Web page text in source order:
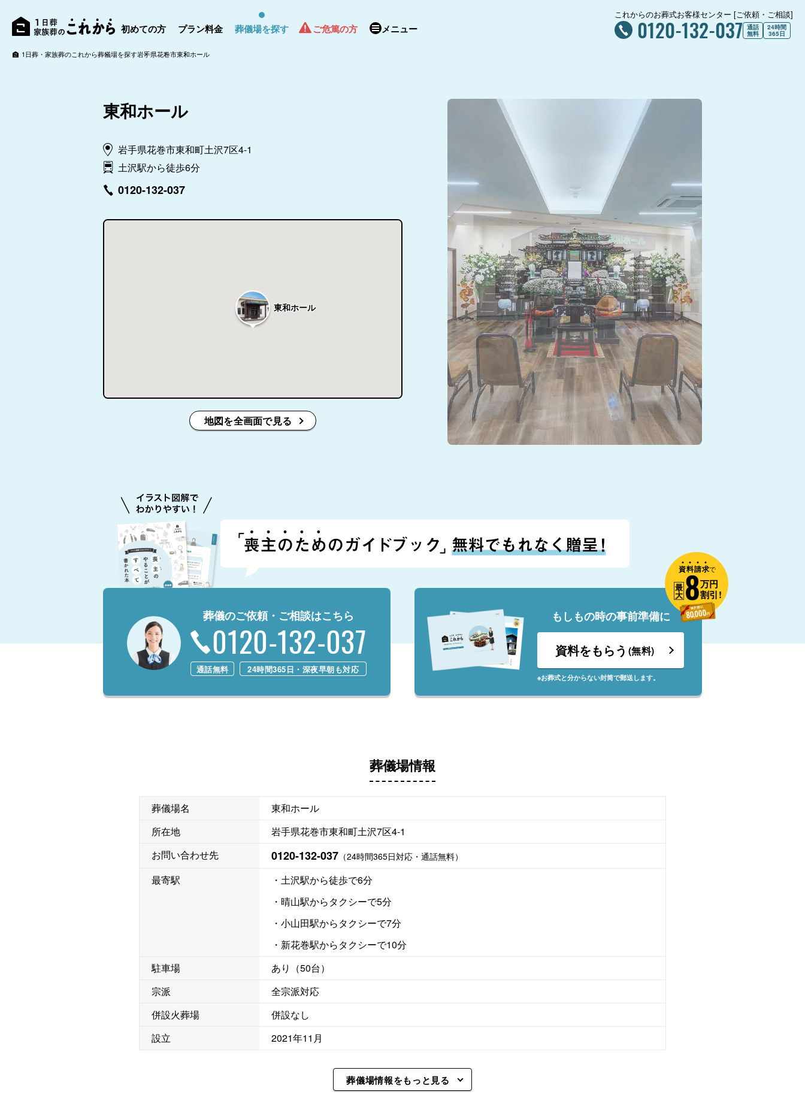
初めての方 プラン料金 葬儀場を探す ご危篤の方 メニュー
これからのお葬式お客様センター [ご依頼・ご相談]
0120-132-037 通話
無料
24時間
365日
1日葬・家族葬のこれから葬儀場を探す岩手県花巻市東和ホール
東和ホール
岩手県花巻市東和町土沢7区4-1
土沢駅から徒歩6分
0120-132-037
東和ホール
地図を全画面で見る
葬儀のご依頼・ご相談はこちら
0120-132-037
通話無料 24時間365日・深夜早朝も対応
もしもの時の事前準備に
資料をもらう (無料)
※お葬式と分からない封筒で郵送します。
資料請求で
最
大8万円
割引!
葬儀場情報
葬儀場名
東和ホール
所在地
岩手県花巻市東和町土沢7区4-1
お問い合わせ先
0120-132-037 （24時間365日対応・通話無料）
最寄駅
・土沢駅から徒歩で6分
・晴山駅からタクシーで5分
・小山田駅からタクシーで7分
・新花巻駅からタクシーで10分
駐車場
あり（50台）
宗派
全宗派対応
併設火葬場
併設なし
設立
2021年11月
葬儀場情報をもっと見る